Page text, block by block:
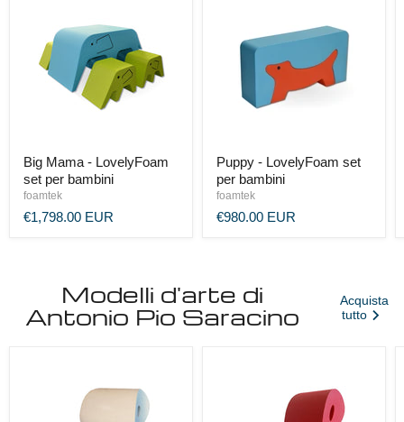
Big Mama - LovelyFoam
set per bambini
foamtek
€1,798.00 EUR
Puppy - LovelyFoam set
per bambini
foamtek
€980.00 EUR
Modelli d'arte di
Antonio Pio Saracino
Acquista
tutto